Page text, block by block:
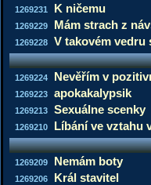
1269231 K ničemu
1269229 Mám strach z
1269228 V takovém vedru
1269224 Nevěřím v
1269223 apokakalypsik
1269213 Sexuálne scenky
1269210 Líbání ve vztahu
1269209 Nemám boty
1269206 Král stavitel